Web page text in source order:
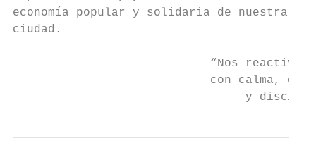
economía popular y solidaria de nuestra
ciudad.
“Nos
con calma,
y